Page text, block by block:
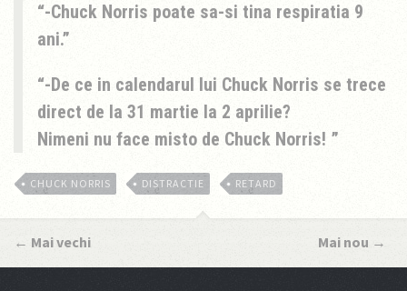
-Chuck Norris poate sa-si tina respiratia 9
ani.
-De ce in calendarul lui Chuck Norris se trece
direct de la 31 martie la 2 aprilie?
Nimeni nu face misto de Chuck Norris!
CHUCK NORRIS DISTRACTIE RETARD
← Mai vechi Mai nou →